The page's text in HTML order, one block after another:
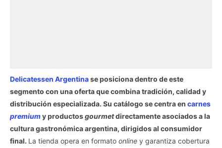
Delicatessen Argentinase posiciona dentro de este
segmento con una oferta que combina tradición, calidad y
distribución especializada. Su catálogo se centra en carnes
premiumy productosgourmetdirectamente asociados a la
cultura gastronómica argentina, dirigidos al consumidor
final. La tienda opera en formato online y garantiza cobertura